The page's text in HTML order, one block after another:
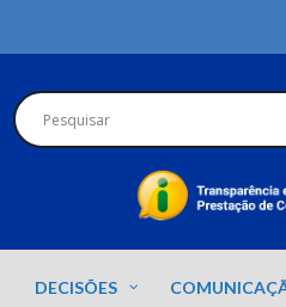
DECISÕES